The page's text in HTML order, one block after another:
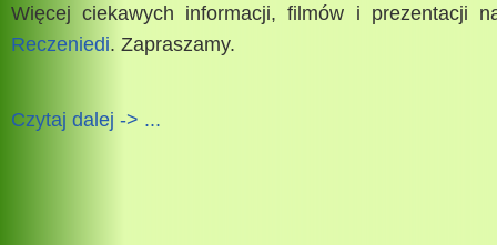
Więcej ciekawych informacji, filmów i prezentacji
Reczeniedi. Zapraszamy.
Czytaj dalej -> ...